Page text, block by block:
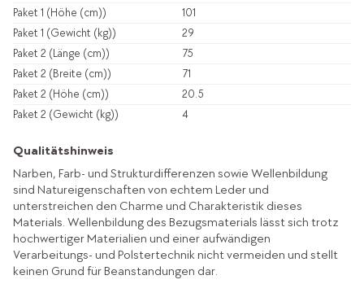
Paket 1 (Höhe (cm))
101
Paket 1 (Gewicht (kg))
29
Paket 2 (Länge (cm))
75
Paket 2 (Breite (cm))
71
Paket 2 (Höhe (cm))
20.5
Paket 2 (Gewicht (kg))
4
Qualitätshinweis
Narben, Farb- und Strukturdifferenzen sowie Wellenbildung
sind Natureigenschaften von echtem Leder und
unterstreichen den Charme und Charakteristik dieses
Materials. Wellenbildung des Bezugsmaterials lässt sich trotz
hochwertiger Materialien und einer aufwändigen
Verarbeitungs- und Polstertechnik nicht vermeiden und stellt
keinen Grund für Beanstandungen dar.